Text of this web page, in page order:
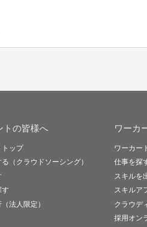
トの皆様へ
トップ
（クラウドソーシング）
す
法人限定）
ワーカ
ワーカー
仕事を探
スキルを
スキルア
クラウデ
採用オン